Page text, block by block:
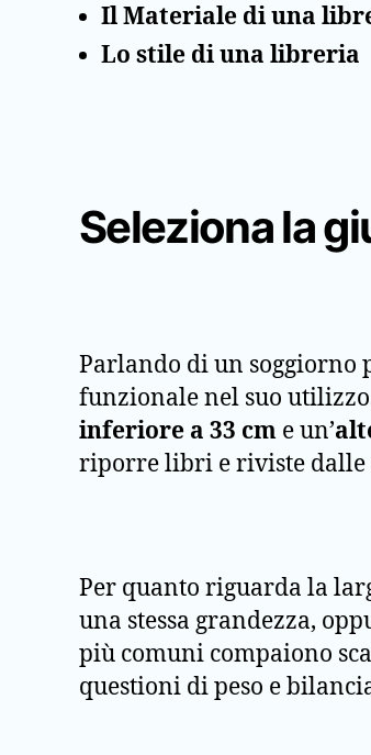
Il Materiale di una
Lo stile di una libreria
Seleziona la
Parlando di un soggiorno
funzionale nel suo
inferiore a 33 cm e un’
riporre libri e riviste dalle
Per quanto riguarda la
una stessa grandezza,
più comuni compaiono
questioni di peso e